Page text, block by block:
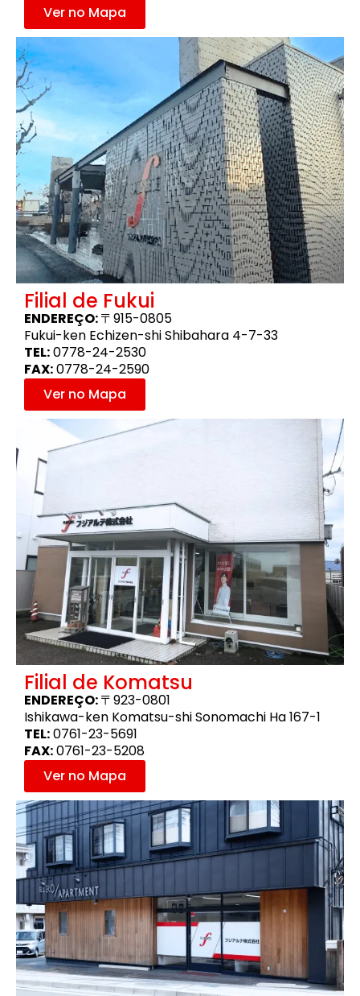
Ver no Mapa
Filial de Fukui
ENDEREÇO:〒915-0805
Fukui-ken Echizen-shi Shibahara 4-7-33
TEL:0778-24-2530
FAX:0778-24-2590
Ver no Mapa
Filial de Komatsu
ENDEREÇO:〒923-0801
Ishikawa-ken Komatsu-shi Sonomachi Ha 167-1
TEL:0761-23-5691
FAX:0761-23-5208
Ver no Mapa